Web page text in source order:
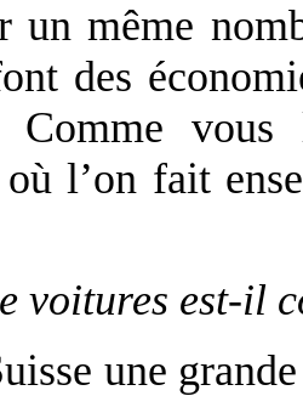
un même
des
Comme
l’on fait
voitures est-il
une